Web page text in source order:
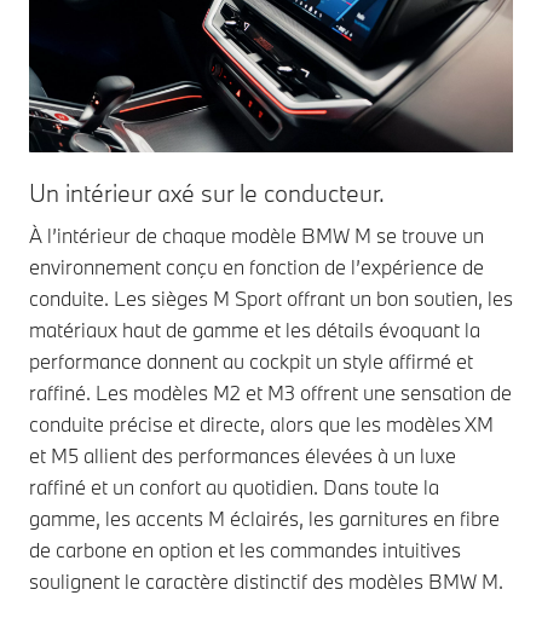
Un intérieur axé sur le conducteur.
À l’intérieur de chaque modèle BMW M se trouve un
environnement conçu en fonction de l’expérience de
conduite. Les sièges M Sport offrant un bon soutien, les
matériaux haut de gamme et les détails évoquant la
performance donnent au cockpit un style affirmé et
raffiné. Les modèles M2 et M3 offrent une sensation de
conduite précise et directe, alors que les modèles XM
et M5 allient des performances élevées à un luxe
raffiné et un confort au quotidien. Dans toute la
gamme, les accents M éclairés, les garnitures en fibre
de carbone en option et les commandes intuitives
soulignent le caractère distinctif des modèles BMW M.